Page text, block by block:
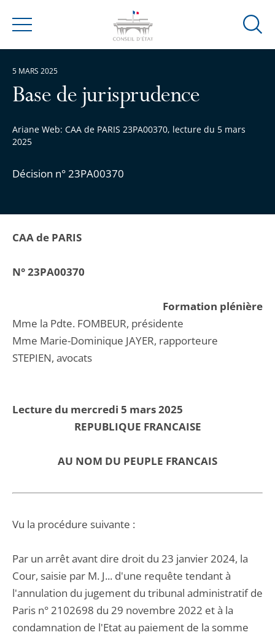
Menu
Ouvrir
Base de jurisprudence
Ariane Web: CAA de PARIS 23PA00370, lecture du 5 mars
2025
Décision n° 23PA00370
5 MARS 2025
CAA de PARIS
N° 23PA00370
Formation plénière
Mme la Pdte. FOMBEUR, présidente
Mme Marie-Dominique JAYER, rapporteure
STEPIEN, avocats
Lecture du mercredi 5 mars 2025
REPUBLIQUE FRANCAISE
AU NOM DU PEUPLE FRANCAIS
Vu la procédure suivante :
Par un arrêt avant dire droit du 23 janvier 2024, la
Cour, saisie par M. J... d'une requête tendant à
l'annulation du jugement du tribunal administratif de
Paris n° 2102698 du 29 novembre 2022 et à la
condamnation de l'Etat au paiement de la somme